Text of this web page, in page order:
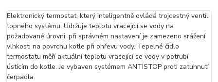
Elektronický termostat, který inteligentně ovládá trojcestný ventil
topného systému. Udržuje teplotu vracející se vody na
požadované úrovni, při správném nastavení je zamezeno srážení
vlhkosti na povrchu kotle při ohřevu vody. Tepelné čidlo
termostatu měří aktuální teplotu vracející se vody v potrubí
ústícím do kotle. Je vybaven systémem ANTISTOP proti zatuhnutí
čerpadla.